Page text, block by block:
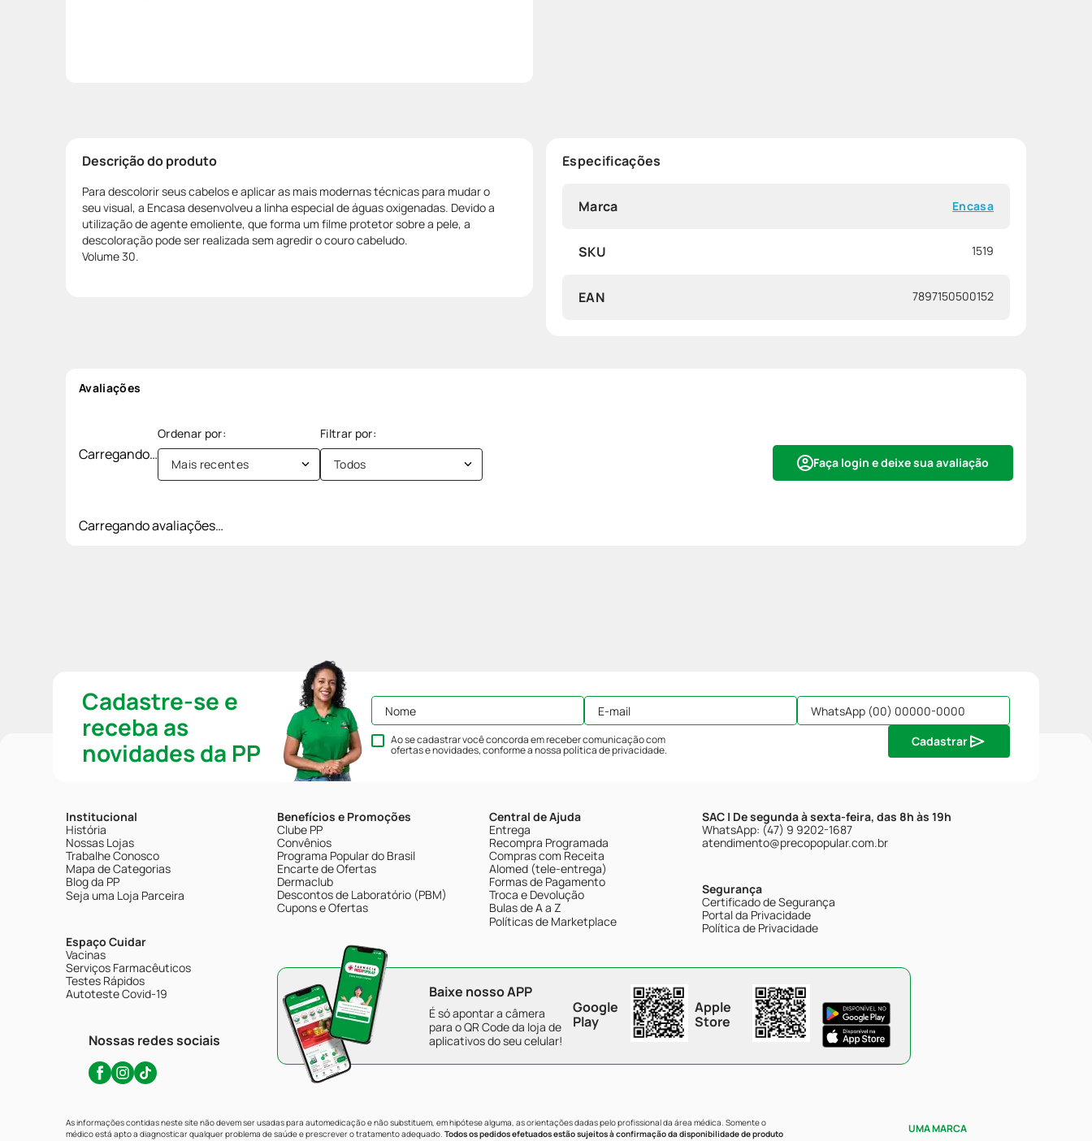
Descrição do produto
Para descolorir seus cabelos e aplicar as mais modernas técnicas para mudar o
seu visual, a Encasa desenvolveu a linha especial de águas oxigenadas. Devido a
utilização de agente emoliente, que forma um filme protetor sobre a pele, a
descoloração pode ser realizada sem agredir o couro cabeludo.
Volume 30.
Especificações
Marca Encasa
SKU 1519
EAN 7897150500152
Avaliações
Carregando… Faça login e deixe sua avaliação
Mais recentes Todos
Carregando avaliações…
Cadastre-se e
receba as
novidades da PP
Ao se cadastrar você concorda em receber comunicação com
ofertas e novidades, conforme a nossapolítica de privacidade.
Cadastrar
Institucional
História
Nossas Lojas
Trabalhe Conosco
Mapa de Categorias
Blog da PP
Seja uma Loja Parceira
Espaço Cuidar
Vacinas
Serviços Farmacêuticos
Testes Rápidos
Autoteste Covid-19
Nossas redes sociais
Benefícios e Promoções
Clube PP
Convênios
Programa Popular do Brasil
Encarte de Ofertas
Dermaclub
Descontos de Laboratório (PBM)
Cupons e Ofertas
Central de Ajuda
Entrega
Recompra Programada
Compras com Receita
Alomed (tele-entrega)
Formas de Pagamento
Troca e Devolução
Bulas de A a Z
Políticas de Marketplace
SAC | De segunda à sexta-feira, das 8h às 19h
WhatsApp: (47) 9 9202-1687
atendimento@precopopular.com.br
Segurança
Certificado de Segurança
Portal da Privacidade
Política de Privacidade
Baixe nosso APP
É só apontar a câmera
para o QR Code da loja de
aplicativos do seu celular!
Google
Play
Apple
Store
As informações contidas neste site não devem ser usadas para automedicação e não substituem, em hipótese alguma, as orientações dadas pelo profissional da área médica. Somente o
médico está apto a diagnosticar qualquer problema de saúde e prescrever o tratamento adequado. Todos os pedidos efetuados estão sujeitos à confirmação da disponibilidade de produto
UMA MARCA